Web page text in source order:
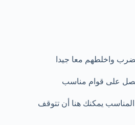
يمكنك هنا أن تتوقف